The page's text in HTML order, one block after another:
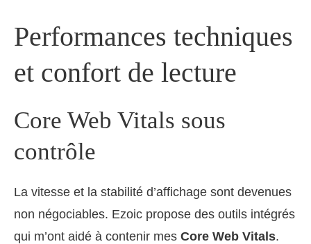
Performances techniques
et confort de lecture
Core Web Vitals sous
contrôle
La vitesse et la stabilité d’affichage sont devenues
non négociables. Ezoic propose des outils intégrés
qui m’ont aidé à contenir mes Core Web Vitals.